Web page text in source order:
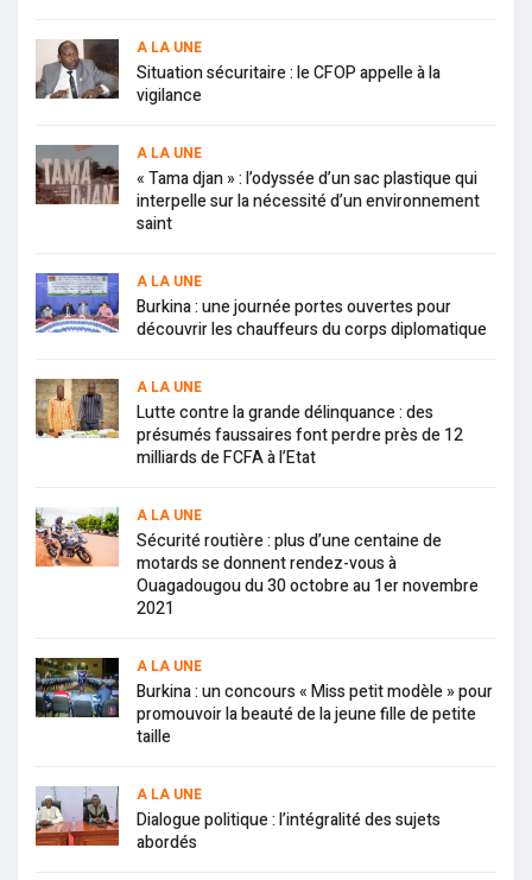
A LA UNE
Situation sécuritaire : le CFOP appelle à la
vigilance
A LA UNE
« Tama djan » : l’odyssée d’un sac plastique qui
interpelle sur la nécessité d’un environnement
saint
A LA UNE
Burkina : une journée portes ouvertes pour
découvrir les chauffeurs du corps diplomatique
A LA UNE
Lutte contre la grande délinquance : des
présumés faussaires font perdre près de 12
milliards de FCFA à l’Etat
A LA UNE
Sécurité routière : plus d’une centaine de
motards se donnent rendez-vous à
Ouagadougou du 30 octobre au 1er novembre
2021
A LA UNE
Burkina : un concours « Miss petit modèle » pour
promouvoir la beauté de la jeune fille de petite
taille
A LA UNE
Dialogue politique : l’intégralité des sujets
abordés